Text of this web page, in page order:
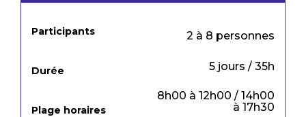
Participants
Durée
Plage horaires
2 à 8 personnes
5 jours / 35h
8h00 à 12h00 / 14h00
à 17h30